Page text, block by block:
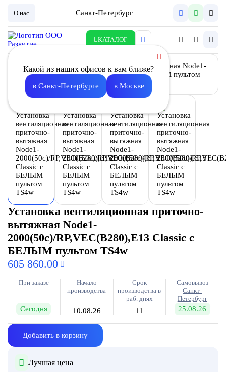
О нас Санкт-Петербург
КАТАЛОГ
Какой из наших офисов к вам ближе?
в Санкт-Петербурге в Москве
Установка вентиляционная приточно-
вытяжная Node1-
2000(50c)/RP,VEC(B280),E13 Classic с
БЕЛЫМ пультом TS4w
605 860.00
При заказе
Сегодня
Начало
производства
10.08.26
Срок
производства в
раб. днях
11
Самовывоз
Санкт-
Петербург
25.08.26
Добавить в корзину
Лучшая цена